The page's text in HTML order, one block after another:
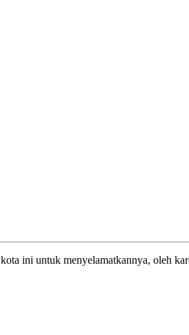
kota ini untuk menyelamatkannya, oleh